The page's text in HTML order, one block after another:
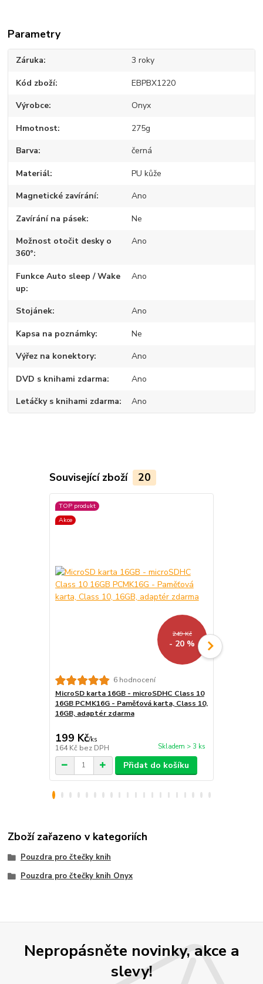
Parametry
Záruka 3 roky
Kód zboží EBPBX1220
Výrobce Onyx
Hmotnost 275g
Barva černá
Materiál PU kůže
Magnetické zavírání Ano
Zavírání na pásek Ne
Možnost otočit desky o
360°
Ano
Funkce Auto sleep / Wake
up
Ano
Stojánek Ano
Kapsa na poznámky Ne
Výřez na konektory Ano
DVD s knihami zdarma Ano
Letáčky s knihami zdarma Ano
Související zboží 20
TOP produkt
Akce
249 Kč
- 20 %
6 hodnocení
MicroSD karta 16GB - microSDHC Class 10
16GB PCMK16G - Paměťová karta, Class 10,
16GB, adaptér zdarma
199 Kč/ks
164 Kč bez DPH Skladem > 3 ks
Přidat do košíku
Zboží zařazeno v kategoriích
Pouzdra pro čtečky knih
Pouzdra pro čtečky knih Onyx
Nepropásněte novinky, akce a
slevy!